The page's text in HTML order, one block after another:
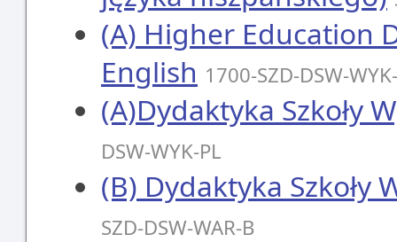
(A) Higher Education
English 1700-SZD-DSW-
(A)Dydaktyka Szkoły
DSW-WYK-PL
(B) Dydaktyka Szkoły
SZD-DSW-WAR-B